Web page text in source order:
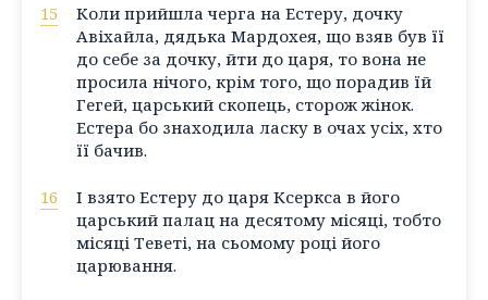
15
Коли прийшла черга на Естеру, дочку
Авіхайла, дядька Мардохея, що взяв був її
до себе за дочку, йти до царя, то вона не
просила нічого, крім того, що порадив їй
Гегей, царський скопець, сторож жінок.
Естера бо знаходила ласку в очах усіх, хто
її бачив.
16
І взято Естеру до царя Ксеркса в його
царський палац на десятому місяці, тобто
місяці Теветі, на сьомому році його
царювання.